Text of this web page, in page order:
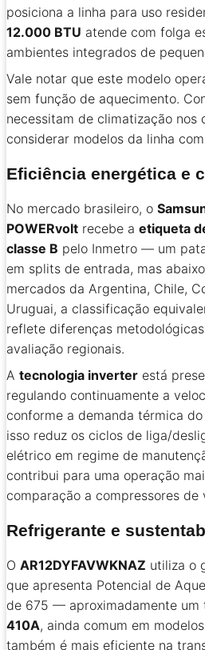
posiciona a linha para uso
12.000 BTU atende com folga
ambientes integrados de
Vale notar que este modelo
sem função de aquecimento.
necessitam de climatização nos
considerar modelos da linha
Eficiência energética e
No mercado brasileiro, o
POWERvolt recebe a etiqueta
classe B pelo Inmetro — um
em splits de entrada, mas
mercados da Argentina, Chile,
Uruguai, a classificação
reflete diferenças
avaliação regionais.
A tecnologia inverter está
regulando continuamente a
conforme a demanda térmica
isso reduz os ciclos de liga/
elétrico em regime de
contribui para uma operação
comparação a compressores de
Refrigerante e
O AR12DYFAVWKNAZ utiliza o
que apresenta Potencial de
de 675 — aproximadamente um
410A, ainda comum em
também é mais eficiente na